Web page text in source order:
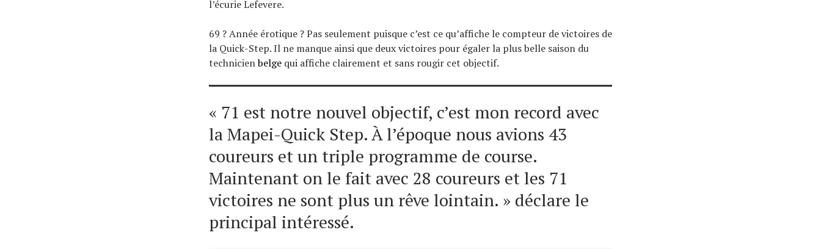
l’écurie Lefevere.
69 ? Année érotique ? Pas seulement puisque c’est ce qu’affiche le compteur de victoires de
la Quick-Step. Il ne manque ainsi que deux victoires pour égaler la plus belle saison du
technicienbelge qui affiche clairement et sans rougir cet objectif.
« 71 est notre nouvel objectif, c’est mon record avec
la Mapei-Quick Step. À l’époque nous avions 43
coureurs et un triple programme de course.
Maintenant on le fait avec 28 coureurs et les 71
victoires ne sont plus un rêve lointain. » déclare le
principal intéressé.